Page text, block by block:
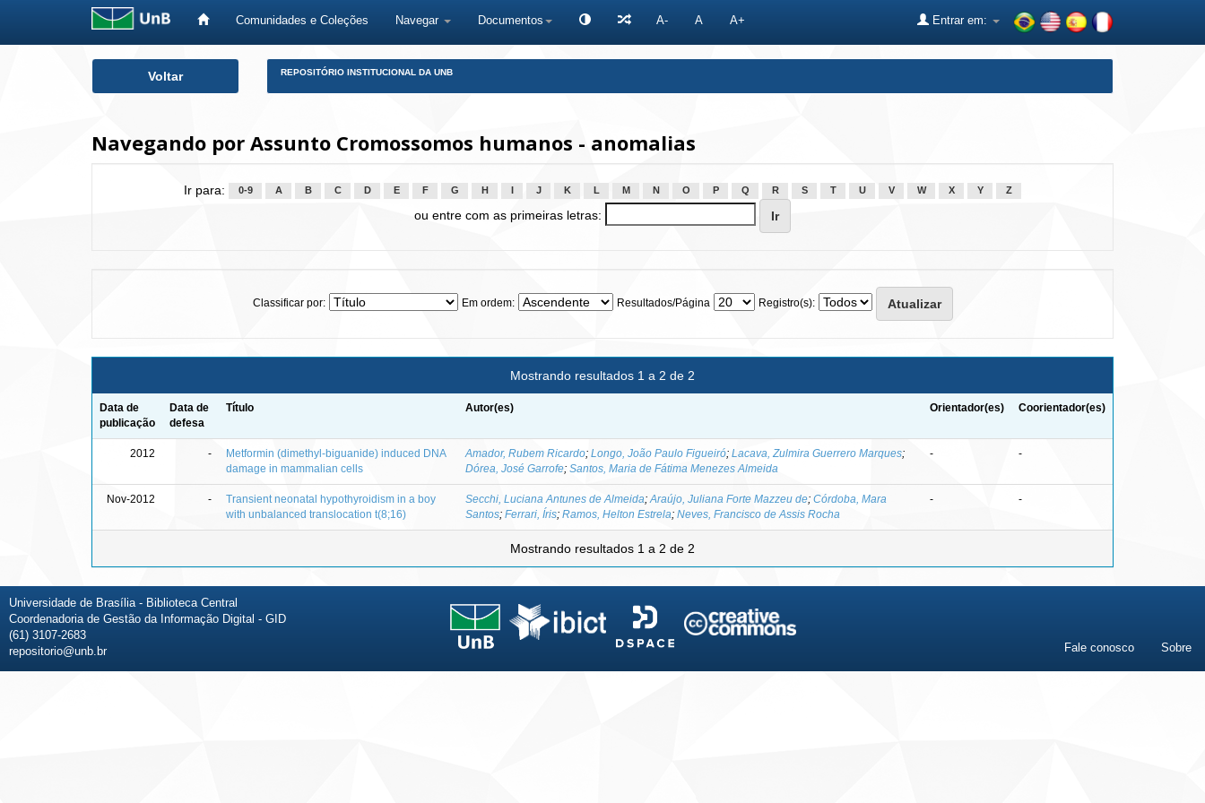
Comunidades e Coleções Navegar Documentos A- A A+ Entrar em:
Voltar REPOSITÓRIO INSTITUCIONAL DA UNB
Navegando por Assunto Cromossomos humanos - anomalias
Ir para: 0-9 A B C D E F G H J K L M N O P Q R S T U V W X Y Z
ou entre com as primeiras letras:
Classificar por: Em ordem: Resultados/Página Registro(s):
Mostrando resultados 1 a 2 de 2
Data de
publicação
Data de
defesa
Título Autor(es) Orientador(es) Coorientador(es)
2012 -
Metformin (dimethyl-biguanide) induced DNA
damage in mammalian cells
Amador, Rubem Ricardo; Longo, João Paulo Figueiró; Lacava, Zulmira Guerrero Marques;
Dórea, José Garrofe; Santos, Maria de Fátima Menezes Almeida
- -
Nov-2012 -
Transient neonatal hypothyroidism in a boy
with unbalanced translocation t(8;16)
Secchi, Luciana Antunes de Almeida; Araújo, Juliana Forte Mazzeu de; Córdoba, Mara
Santos; Ferrari, Íris; Ramos, Helton Estrela; Neves, Francisco de Assis Rocha
- -
Mostrando resultados 1 a 2 de 2
Universidade de Brasília - Biblioteca Central
Coordenadoria de Gestão da Informação Digital - GID
(61) 3107-2683
repositorio@unb.br
Fale conosco Sobre